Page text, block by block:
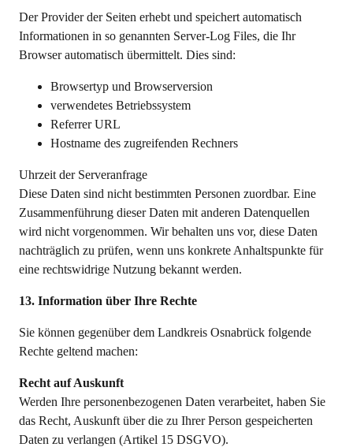
Der Provider der Seiten erhebt und speichert automatisch
Informationen in so genannten Server-Log Files, die Ihr
Browser automatisch übermittelt. Dies sind:
Browsertyp und Browserversion
verwendetes Betriebssystem
Referrer URL
Hostname des zugreifenden Rechners
Uhrzeit der Serveranfrage
Diese Daten sind nicht bestimmten Personen zuordbar. Eine
Zusammenführung dieser Daten mit anderen Datenquellen
wird nicht vorgenommen. Wir behalten uns vor, diese Daten
nachträglich zu prüfen, wenn uns konkrete Anhaltspunkte für
eine rechtswidrige Nutzung bekannt werden.
13. Information über Ihre Rechte
Sie können gegenüber dem Landkreis Osnabrück folgende
Rechte geltend machen:
Recht auf Auskunft
Werden Ihre personenbezogenen Daten verarbeitet, haben Sie
das Recht, Auskunft über die zu Ihrer Person gespeicherten
Daten zu verlangen (Artikel 15 DSGVO).